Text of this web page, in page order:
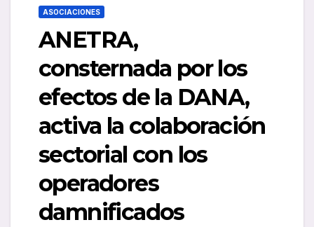
ASOCIACIONES
ANETRA,
consternada por los
efectos de la DANA,
activa la colaboración
sectorial con los
operadores
damnificados